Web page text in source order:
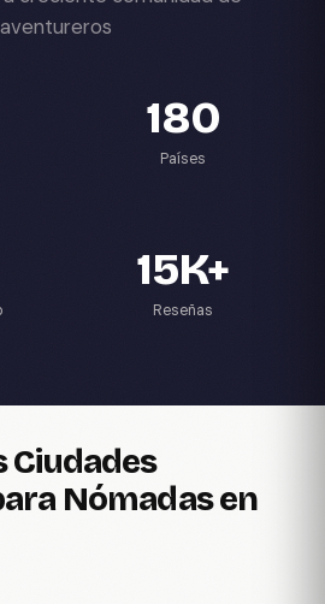
aventureros
180
Países
15K+
Reseñas
Ciudades
Nómadas en